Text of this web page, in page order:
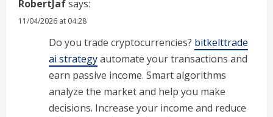
RobertJafsays:
11/04/2026 at 04:28
Do you trade cryptocurrencies? bitkelttrade
ai strategyautomate your transactions and
earn passive income. Smart algorithms
analyze the market and help you make
decisions. Increase your income and reduce